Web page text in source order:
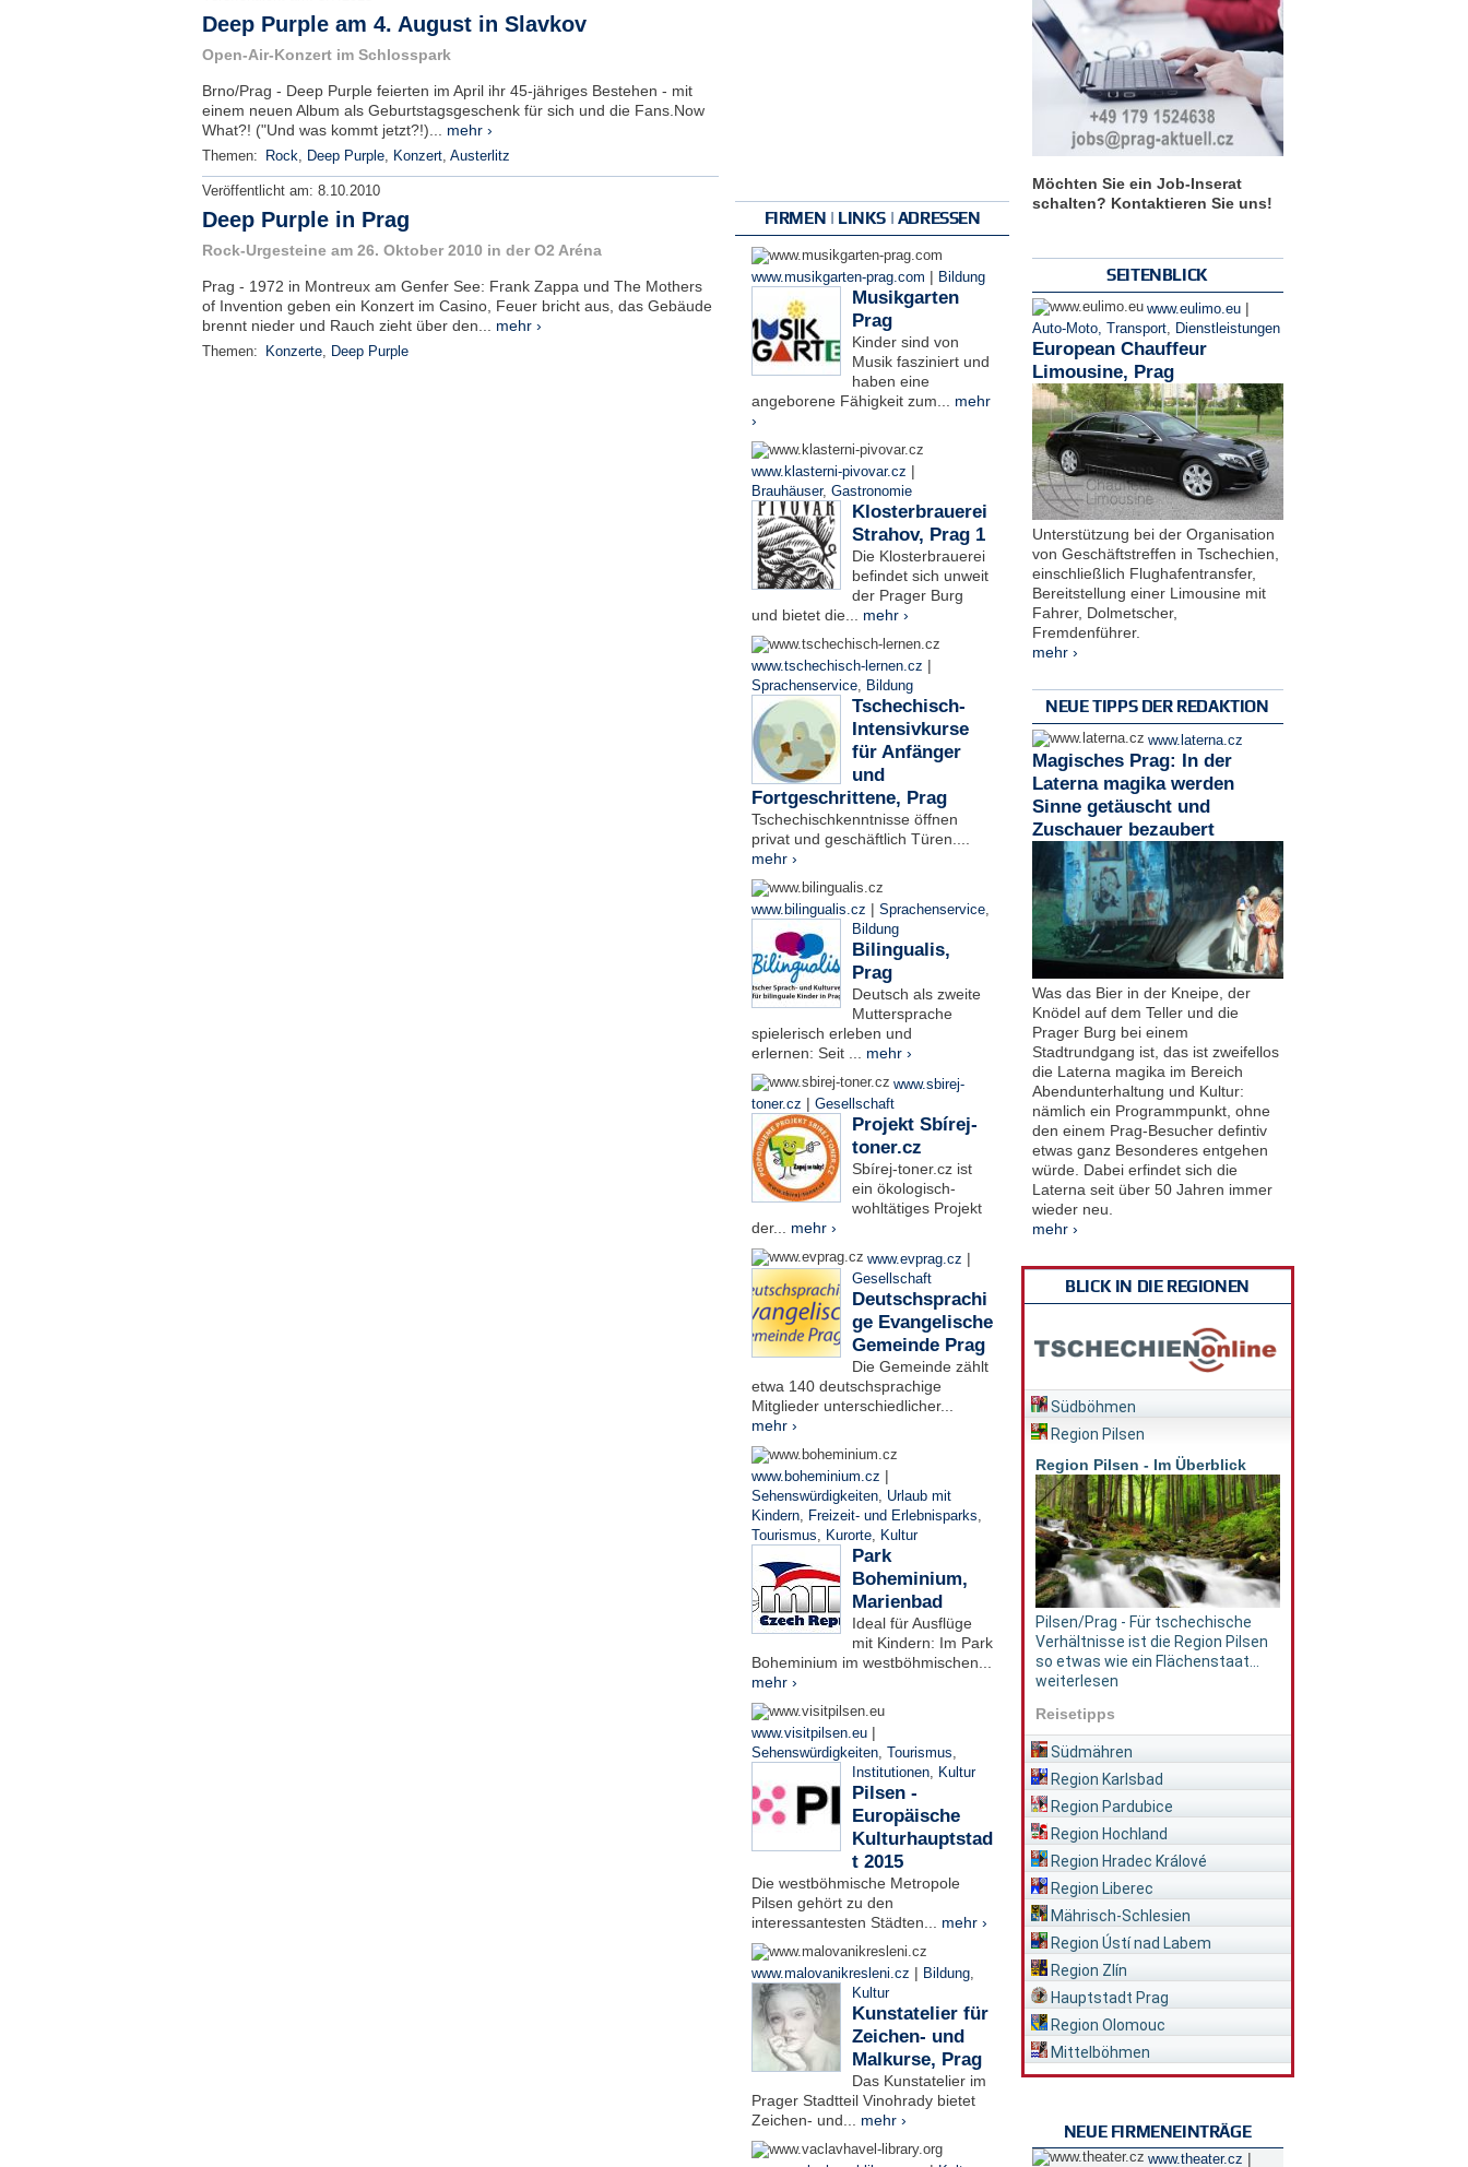
Deep Purple am 4. August in Slavkov
Open-Air-Konzert im Schlosspark
Brno/Prag - Deep Purple feierten im April ihr 45-jähriges Bestehen - mit
einem neuen Album als Geburtstagsgeschenk für sich und die Fans.Now
What?! ("Und was kommt jetzt?!)... mehr ›
Themen: Rock, Deep Purple, Konzert, Austerlitz
Veröffentlicht am: 8.10.2010
Deep Purple in Prag
Rock-Urgesteine am 26. Oktober 2010 in der O2 Aréna
Prag - 1972 in Montreux am Genfer See: Frank Zappa und The Mothers
of Invention geben ein Konzert im Casino, Feuer bricht aus, das Gebäude
brennt nieder und Rauch zieht über den... mehr ›
Themen: Konzerte, Deep Purple
FIRMEN | LINKS | ADRESSEN
www.musikgarten-prag.com | Bildung
Musikgarten
Prag
Kinder sind von
Musik fasziniert und
haben eine
angeborene Fähigkeit zum... mehr
›
www.klasterni-pivovar.cz |
Brauhäuser, Gastronomie
Klosterbrauerei
Strahov, Prag 1
Die Klosterbrauerei
befindet sich unweit
der Prager Burg
und bietet die... mehr ›
www.tschechisch-lernen.cz |
Sprachenservice, Bildung
Tschechisch-
Intensivkurse
für Anfänger
und
Fortgeschrittene, Prag
Tschechischkenntnisse öffnen
privat und geschäftlich Türen....
mehr ›
www.bilingualis.cz | Sprachenservice,
Bildung
Bilingualis,
Prag
Deutsch als zweite
Muttersprache
spielerisch erleben und
erlernen: Seit ... mehr ›
www.sbirej-
toner.cz | Gesellschaft
Projekt Sbírej-
toner.cz
Sbírej-toner.cz ist
ein ökologisch-
wohltätiges Projekt
der... mehr ›
www.evprag.cz |
Gesellschaft
Deutschsprachi
ge Evangelische
Gemeinde Prag
Die Gemeinde zählt
etwa 140 deutschsprachige
Mitglieder unterschiedlicher...
mehr ›
www.boheminium.cz |
Sehenswürdigkeiten, Urlaub mit
Kindern, Freizeit- und Erlebnisparks,
Tourismus, Kurorte, Kultur
Park
Boheminium,
Marienbad
Ideal für Ausflüge
mit Kindern: Im Park
Boheminium im westböhmischen...
mehr ›
www.visitpilsen.eu |
Sehenswürdigkeiten, Tourismus,
Institutionen, Kultur
Pilsen -
Europäische
Kulturhauptstad
t 2015
Die westböhmische Metropole
Pilsen gehört zu den
interessantesten Städten... mehr ›
www.malovanikresleni.cz | Bildung,
Kultur
Kunstatelier für
Zeichen- und
Malkurse, Prag
Das Kunstatelier im
Prager Stadtteil Vinohrady bietet
Zeichen- und... mehr ›
Möchten Sie ein Job-Inserat
schalten? Kontaktieren Sie uns!
SEITENBLICK
www.eulimo.eu |
Auto-Moto, Transport, Dienstleistungen
European Chauffeur
Limousine, Prag
Unterstützung bei der Organisation
von Geschäftstreffen in Tschechien,
einschließlich Flughafentransfer,
Bereitstellung einer Limousine mit
Fahrer, Dolmetscher,
Fremdenführer.
mehr ›
NEUE TIPPS DER REDAKTION
www.laterna.cz
Magisches Prag: In der
Laterna magika werden
Sinne getäuscht und
Zuschauer bezaubert
Was das Bier in der Kneipe, der
Knödel auf dem Teller und die
Prager Burg bei einem
Stadtrundgang ist, das ist zweifellos
die Laterna magika im Bereich
Abendunterhaltung und Kultur:
nämlich ein Programmpunkt, ohne
den einem Prag-Besucher defintiv
etwas ganz Besonderes entgehen
würde. Dabei erfindet sich die
Laterna seit über 50 Jahren immer
wieder neu.
mehr ›
BLICK IN DIE REGIONEN
Südböhmen
Region Pilsen
Region Pilsen - Im Überblick
Pilsen/Prag - Für tschechische
Verhältnisse ist die Region Pilsen
so etwas wie ein Flächenstaat...
weiterlesen
Reisetipps
Südmähren
Region Karlsbad
Region Pardubice
Region Hochland
Region Hradec Králové
Region Liberec
Mährisch-Schlesien
Region Ústí nad Labem
Region Zlín
Hauptstadt Prag
Region Olomouc
Mittelböhmen
NEUE FIRMENEINTRÄGE
www.theater.cz |